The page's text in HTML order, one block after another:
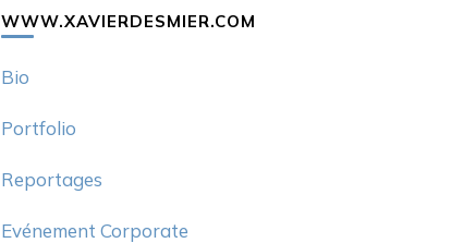
WWW.XAVIERDESMIER.COM
Bio
Portfolio
Reportages
Evénement Corporate